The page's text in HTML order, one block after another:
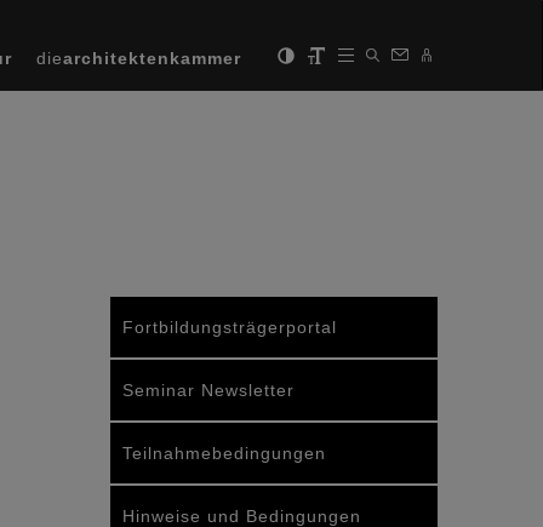
diearchitektenkammer
Fortbildungsträgerportal
Seminar Newsletter
Teilnahmebedingungen
Hinweise und Bedingungen